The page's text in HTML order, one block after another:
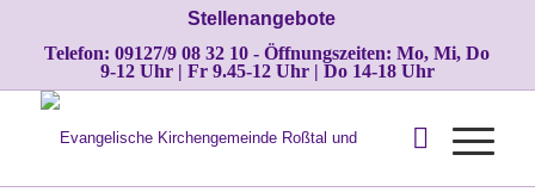
Stellenangebote
Telefon: 09127/9 08 32 10 - Öffnungszeiten: Mo, Mi, Do
9-12 Uhr | Fr 9.45-12 Uhr | Do 14-18 Uhr